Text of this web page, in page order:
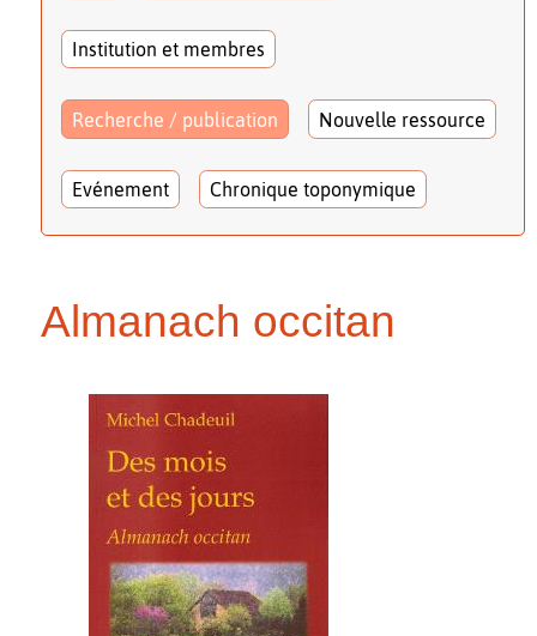
Institution et membres
Recherche / publication Nouvelle ressource
Evénement Chronique toponymique
Almanach occitan